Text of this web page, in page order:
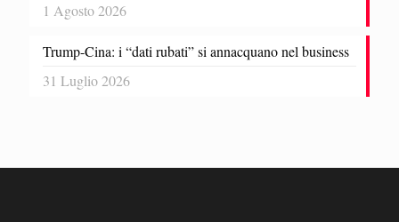
1 Agosto 2026
Trump-Cina: i “dati rubati” si annacquano nel business
31 Luglio 2026